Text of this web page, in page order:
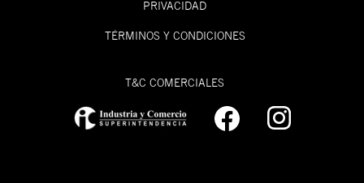
PRIVACIDAD
TÉRMINOS Y CONDICIONES
T&C COMERCIALES